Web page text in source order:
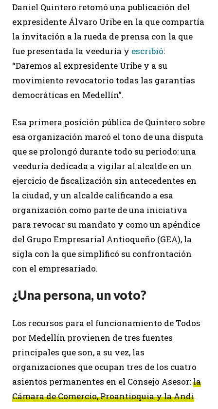
Daniel Quintero retomó una publicación del
expresidente Álvaro Uribe en la que compartía
la invitación a la rueda de prensa con la que
fue presentada la veeduría y escribió:
“Daremos al expresidente Uribe y a su
movimiento revocatorio todas las garantías
democráticas en Medellín”.
Esa primera posición pública de Quintero sobre
esa organización marcó el tono de una disputa
que se prolongó durante todo su periodo: una
veeduría dedicada a vigilar al alcalde en un
ejercicio de fiscalización sin antecedentes en
la ciudad, y un alcalde calificando a esa
organización como parte de una iniciativa
para revocar su mandato y como un apéndice
del Grupo Empresarial Antioqueño (GEA), la
sigla con la que simplificó su confrontación
con el empresariado.
¿Una persona, un voto?
Los recursos para el funcionamiento de Todos
por Medellín provienen de tres fuentes
principales que son, a su vez, las
organizaciones que ocupan tres de los cuatro
asientos permanentes en el Consejo Asesor:la
Cámara de Comercio, Proantioquia y la Andi.